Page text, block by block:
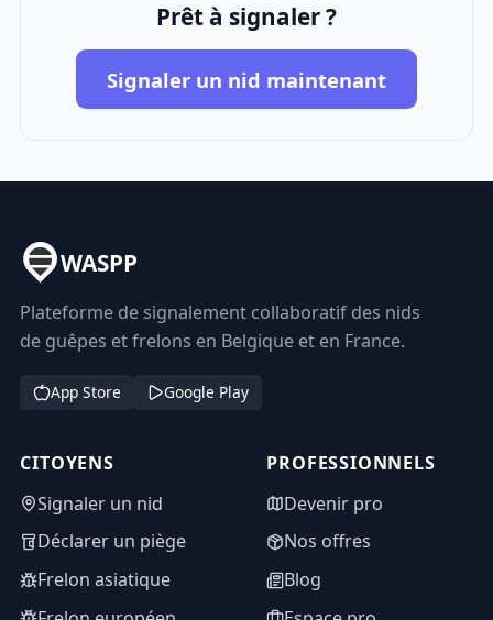
Prêt à signaler ?
Signaler un nid maintenant
WASPP
Plateforme de signalement collaboratif des nids
de guêpes et frelons en Belgique et en France.
App Store Google Play
CITOYENS
Signaler un nid
Déclarer un piège
Frelon asiatique
PROFESSIONNELS
Devenir pro
Nos offres
Blog